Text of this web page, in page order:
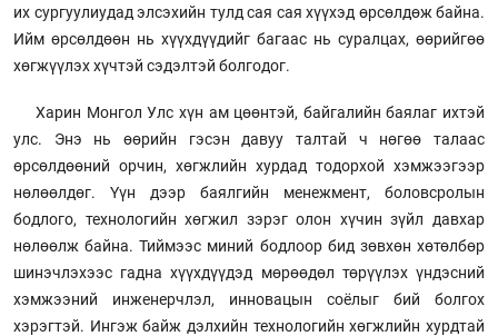
их сургуулиудад элсэхийн тулд сая сая хүүхэд өрсөлдөж байна.
Ийм өрсөлдөөн нь хүүхдүүдийг багаас нь суралцах, өөрийгөө
хөгжүүлэх хүчтэй сэдэлтэй болгодог.
Харин Монгол Улс хүн ам цөөнтэй, байгалийн баялаг ихтэй
улс. Энэ нь өөрийн гэсэн давуу талтай ч нөгөө талаас
өрсөлдөөний орчин, хөгжлийн хурдад тодорхой хэмжээгээр
нөлөөлдөг. Үүн дээр баялгийн менежмент, боловсролын
бодлого, технологийн хөгжил зэрэг олон хүчин зүйл давхар
нөлөөлж байна. Тиймээс миний бодлоор бид зөвхөн хөтөлбөр
шинэчлэхээс гадна хүүхдүүдэд мөрөөдөл төрүүлэх үндэсний
хэмжээний инженерчлэл, инновацын соёлыг бий болгох
хэрэгтэй. Ингэж байж дэлхийн технологийн хөгжлийн хурдтай